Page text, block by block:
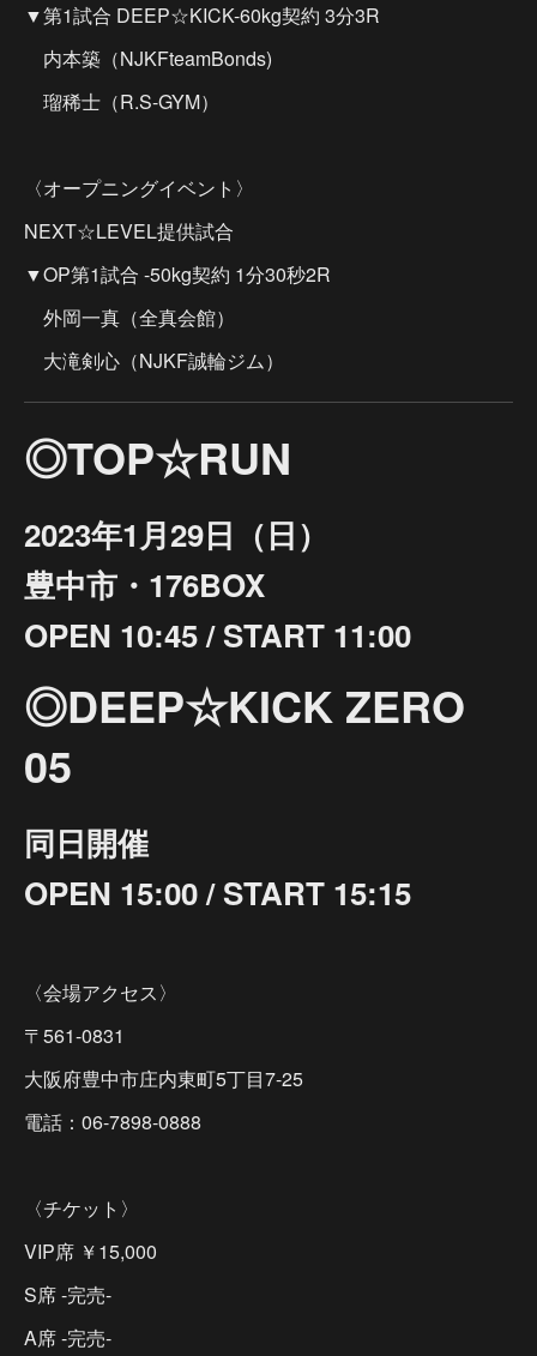
▼第1試合 DEEP☆KICK-60kg契約 3分3R
内本築（NJKFteamBonds)
瑠稀士（R.S-GYM）
〈オープニングイベント〉
NEXT☆LEVEL提供試合
▼OP第1試合 -50kg契約 1分30秒2R
外岡一真（全真会館）
大滝剣心（NJKF誠輪ジム）
◎TOP☆RUN
2023年1月29日（日）
豊中市・176BOX
OPEN 10:45 / START 11:00
◎DEEP☆KICK ZERO
05
同日開催
OPEN 15:00 / START 15:15
〈会場アクセス〉
〒561-0831
大阪府豊中市庄内東町5丁目7-25
電話：06-7898-0888
〈チケット〉
VIP席 ￥15,000
S席 -完売-
A席 -完売-